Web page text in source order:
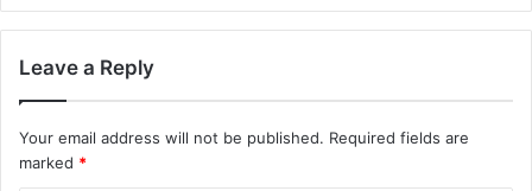
Leave a Reply
Your email address will not be published. Required fields are
marked *